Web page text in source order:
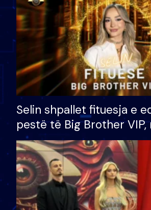
Selin shpallet fituesja e
pestë të Big Brother
çmimin e madh prej 100